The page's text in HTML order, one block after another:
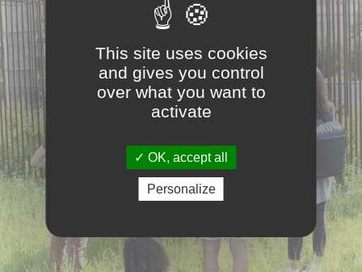
This site uses cookies
and gives you control
over what you want to
activate
OK, accept all
Personalize